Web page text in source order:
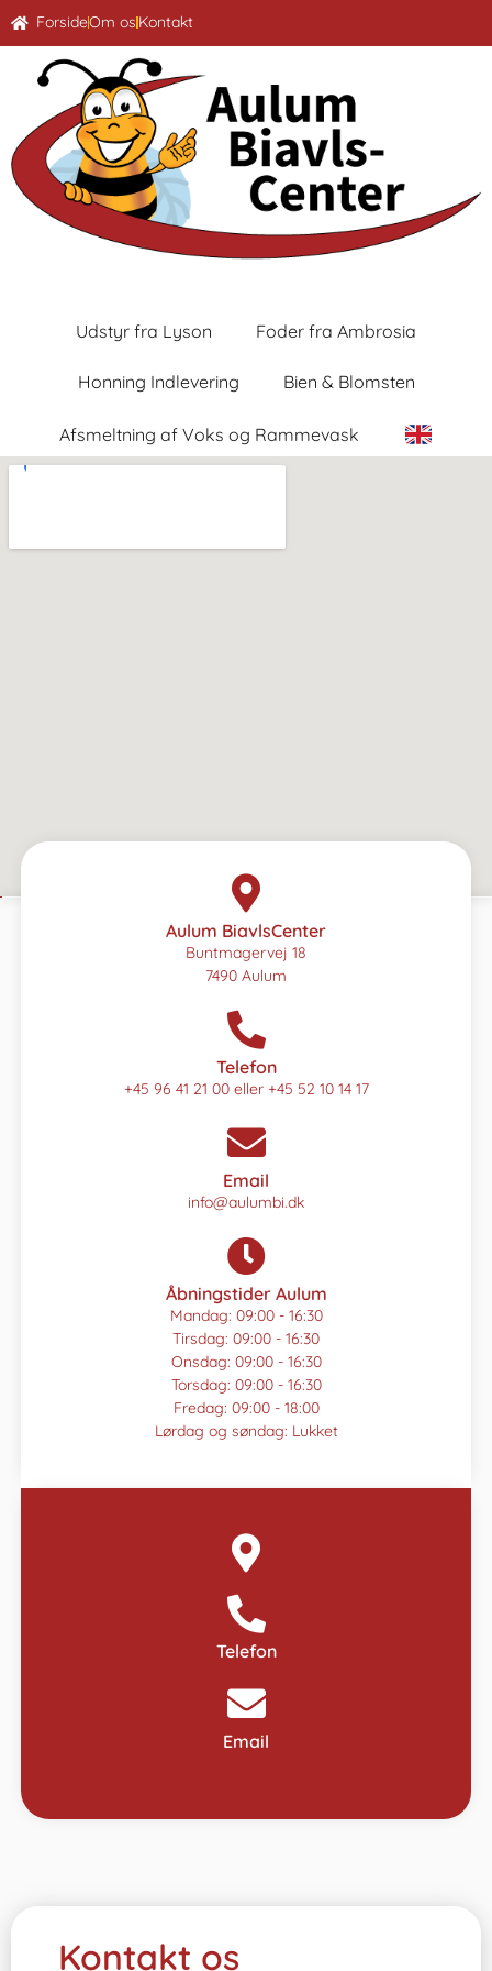
ForsideOm osKontakt
Udstyr fra Lyson Foder fra Ambrosia
Honning Indlevering Bien & Blomsten
Afsmeltning af Voks og Rammevask
Aulum BiavlsCenter
Buntmagervej 18
7490 Aulum
Telefon
+45 96 41 21 00 eller +45 52 10 14 17
Email
info@aulumbi.dk
Åbningstider Aulum
Mandag: 09:00 - 16:30
Tirsdag: 09:00 - 16:30
Onsdag: 09:00 - 16:30
Torsdag: 09:00 - 16:30
Fredag: 09:00 - 18:00
Lørdag og søndag: Lukket
Telefon
Email
Kontakt os